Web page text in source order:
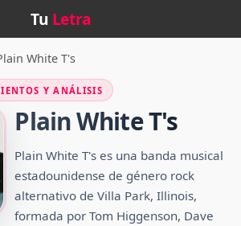
Tu Letra
White T's
Y ANÁLISIS
Plain White T's
Plain White T's es una banda musical
estadounidense de género rock
alternativo de Villa Park, Illinois,
formada por Tom Higgenson, Dave